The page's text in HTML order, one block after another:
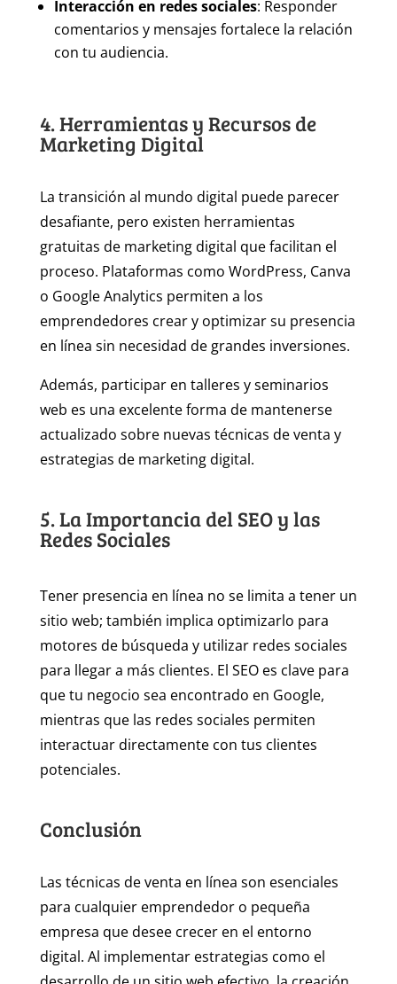
Interacción en redes sociales: Responder
comentarios y mensajes fortalece la relación
con tu audiencia.
4. Herramientas y Recursos de
Marketing Digital
La transición al mundo digital puede parecer
desafiante, pero existen herramientas
gratuitas de marketing digital que facilitan el
proceso. Plataformas como WordPress, Canva
o Google Analytics permiten a los
emprendedores crear y optimizar su presencia
en línea sin necesidad de grandes inversiones.
Además, participar en talleres y seminarios
web es una excelente forma de mantenerse
actualizado sobre nuevas técnicas de venta y
estrategias de marketing digital.
5. La Importancia del SEO y las
Redes Sociales
Tener presencia en línea no se limita a tener un
sitio web; también implica optimizarlo para
motores de búsqueda y utilizar redes sociales
para llegar a más clientes. El SEO es clave para
que tu negocio sea encontrado en Google,
mientras que las redes sociales permiten
interactuar directamente con tus clientes
potenciales.
Conclusión
Las técnicas de venta en línea son esenciales
para cualquier emprendedor o pequeña
empresa que desee crecer en el entorno
digital. Al implementar estrategias como el